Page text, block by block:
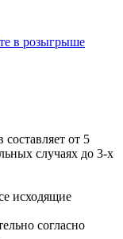
в розыгрыше
от 5
случаях до 3-х
исходящие
согласно